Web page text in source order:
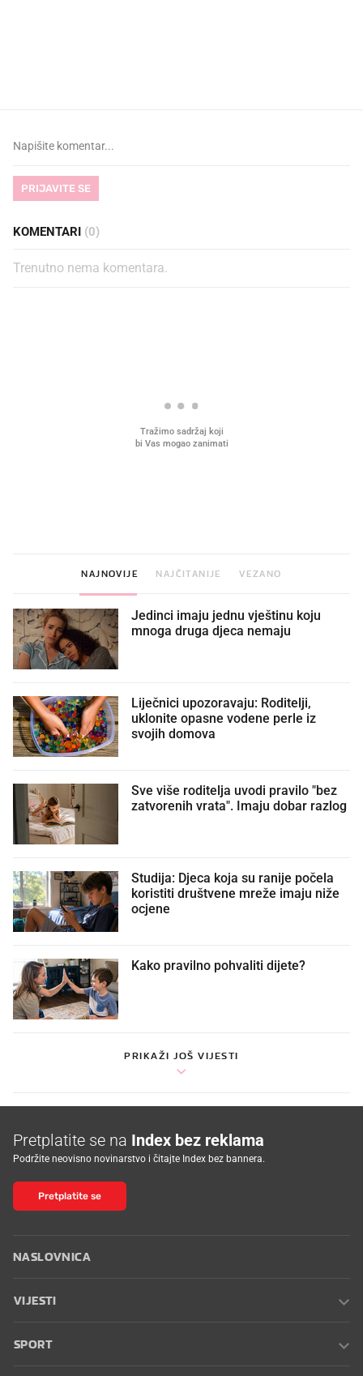
PRIJAVITE SE
KOMENTARI (0)
Trenutno nema komentara.
NAJNOVIJE NAJČITANIJE VEZANO
Jedinci imaju jednu vještinu koju
mnoga druga djeca nemaju
Liječnici upozoravaju: Roditelji,
uklonite opasne vodene perle iz
svojih domova
Sve više roditelja uvodi pravilo "bez
zatvorenih vrata". Imaju dobar razlog
Studija: Djeca koja su ranije počela
koristiti društvene mreže imaju niže
ocjene
Kako pravilno pohvaliti dijete?
PRIKAŽI JOŠ VIJESTI
Pretplatite se na Index bez reklama
Podržite neovisno novinarstvo i čitajte Index bez bannera.
Pretplatite se
NASLOVNICA
VIJESTI
SPORT